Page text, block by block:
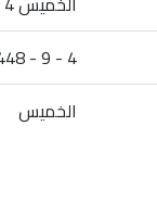
4 - 9 - 1448 هـ
الخميس